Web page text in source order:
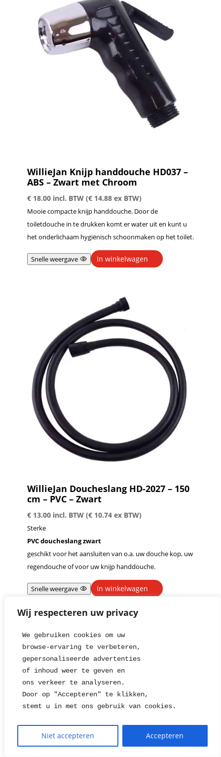
Wij respecteren uw privacy
We gebruiken cookies om uw
browse-ervaring te verbeteren,
gepersonaliseerde advertenties
of inhoud weer te geven en
ons verkeer te analyseren.
Door op "Accepteren" te klikken,
stemt u in met ons gebruik van cookies.
Niet accepteren Accepteren
WillieJan Knijp handdouche HD037 –
ABS – Zwart met Chroom
€18.00 incl. BTW (€14.88ex BTW)
Mooie compacte knijp handdouche. Door de
toiletdouche in te drukken komt er water uit en kunt u
het onderlichaam hygiënisch schoonmaken op het toilet.
Snelle weergave In winkelwagen
WillieJan Doucheslang HD-2027 – 150
cm – PVC – Zwart
€13.00 incl. BTW (€10.74ex BTW)
Sterke
PVC doucheslang zwart
geschikt voor het aansluiten van o.a. uw douche kop, uw
regendouche of voor uw knijp handdouche.
Snelle weergave In winkelwagen
1 2 →
Filter